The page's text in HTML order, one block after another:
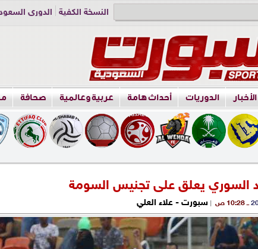
النسخة الكفية الدوري
الأخبار الدوريات أحداث هامة عربية وعالمية صحافة
السوري يعلق على تجنيس السومة
ــ 10:28 ص | سبورت - علاء العلي